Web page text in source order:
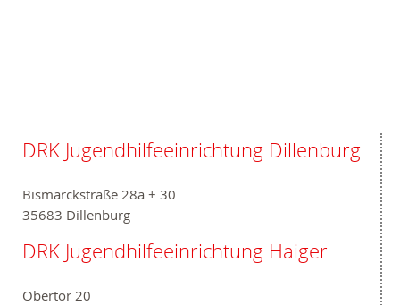
DRK Jugendhilfeeinrichtung Dillenburg
Bismarckstraße 28a + 30
35683 Dillenburg
DRK Jugendhilfeeinrichtung Haiger
Obertor 20